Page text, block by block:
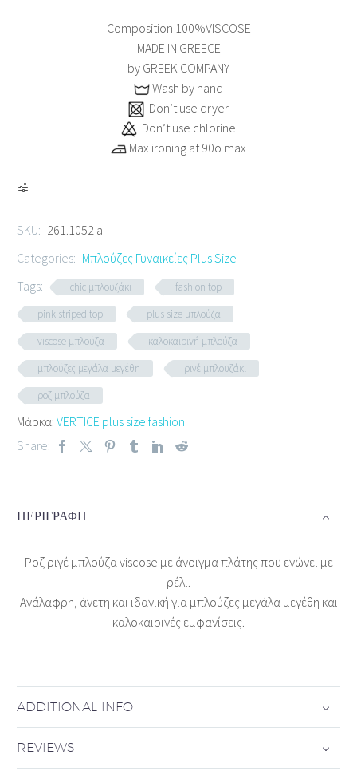
Composition 100%VISCOSE
MADE IN GREECE
by GREEK COMPANY
Wash by hand
Don’t use dryer
Don’t use chlorine
Max ironing at 90ο max
SKU: 261.1052 a
Categories: Μπλούζες Γυναικείες Plus Size
Tags:
chic μπλουζάκι
fashion top
pink striped top
plus size μπλούζα
viscose μπλούζα
καλοκαιρινή μπλούζα
μπλούζες μεγάλα μεγέθη
ριγέ μπλουζάκι
ροζ μπλούζα
Μάρκα: VERTICE plus size fashion
Share:
ΠΕΡΙΓΡΑΦΉ
Ροζ ριγέ μπλούζα viscose με άνοιγμα πλάτης που ενώνει με
ρέλι.
Ανάλαφρη, άνετη και ιδανική για μπλούζες μεγάλα μεγέθη και
καλοκαιρινές εμφανίσεις.
ADDITIONAL INFO
REVIEWS